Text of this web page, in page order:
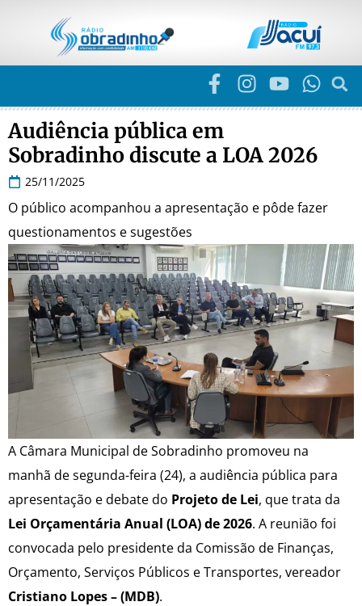
Audiência pública em
Sobradinho discute a LOA 2026
25/11/2025
O público acompanhou a apresentação e pôde fazer
questionamentos e sugestões
A Câmara Municipal de Sobradinho promoveu na
manhã de segunda-feira (24), a audiência pública para
apresentação e debate do Projeto de Lei, que trata da
Lei Orçamentária Anual (LOA) de 2026. A reunião foi
convocada pelo presidente da Comissão de Finanças,
Orçamento, Serviços Públicos e Transportes, vereador
Cristiano Lopes – (MDB).